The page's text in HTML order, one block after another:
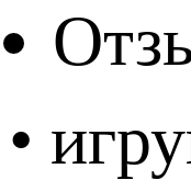
•